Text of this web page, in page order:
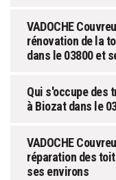
VADOCHE
rénovation de la
dans le 03800 et
Qui s'occupe des
à Biozat dans le
VADOCHE
réparation des
ses environs